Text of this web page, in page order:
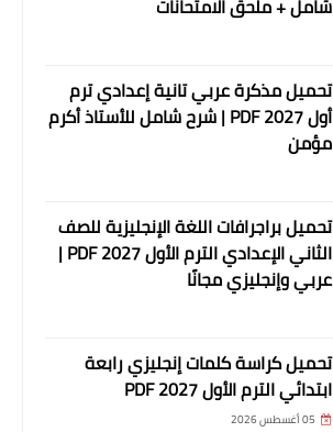
شامل + ملحق الامتحانات
تحميل مذكرة عربي تانية إعدادي ترم
أول 2027 PDF | شرح شامل للأستاذ أكرم
مؤمن
تحميل براجرافات اللغة الإنجليزية للصف
الثاني الإعدادي الترم الأول 2027 PDF |
عربي وإنجليزي مجانًا
تحميل كراسة كلمات إنجليزي رابعة
ابتدائي الترم الأول 2027 PDF
05 أغسطس 2026